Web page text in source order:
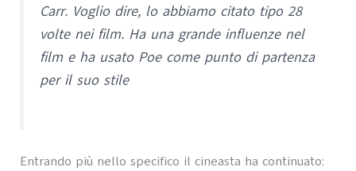
Carr. Voglio dire, lo abbiamo citato tipo 28
volte nei film. Ha una grande influenze nel
film e ha usato Poe come punto di partenza
per il suo stile
Entrando più nello specifico il cineasta ha continuato: